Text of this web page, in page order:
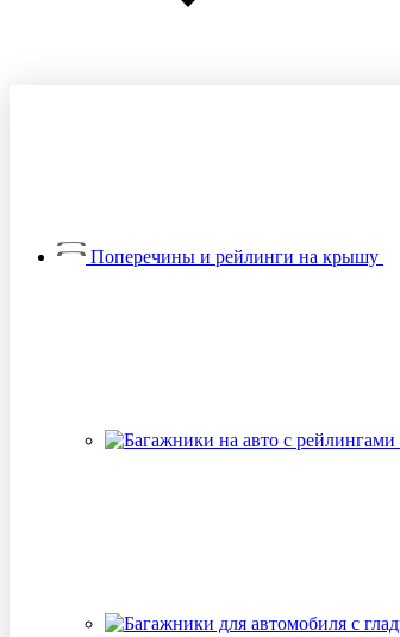
Поперечины и рейлинги на крышу